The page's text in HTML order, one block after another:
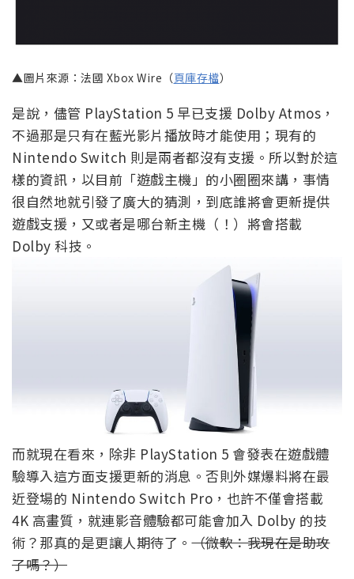
▲圖片來源：法國 Xbox Wire（頁庫存檔）
是說，儘管 PlayStation 5 早已支援 Dolby Atmos，
不過那是只有在藍光影片播放時才能使用；現有的
Nintendo Switch 則是兩者都沒有支援。所以對於這
樣的資訊，以目前「遊戲主機」的小圈圈來講，事情
很自然地就引發了廣大的猜測，到底誰將會更新提供
遊戲支援，又或者是哪台新主機（！）將會搭載
Dolby 科技。
而就現在看來，除非 PlayStation 5 會發表在遊戲體
驗導入這方面支援更新的消息。否則外媒爆料將在最
近登場的 Nintendo Switch Pro，也許不僅會搭載
4K 高畫質，就連影音體驗都可能會加入 Dolby 的技
術？那真的是更讓人期待了。（微軟：我現在是助攻
了嗎？）